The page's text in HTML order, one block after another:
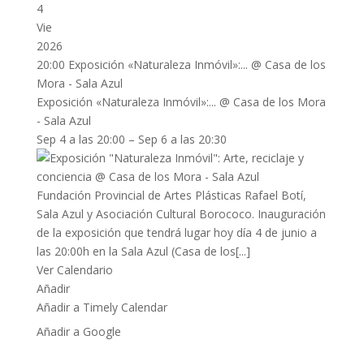
4
Vie
2026
20:00 Exposición «Naturaleza Inmóvil»:... @ Casa de los
Mora - Sala Azul
Exposición «Naturaleza Inmóvil»:... @ Casa de los Mora
- Sala Azul
Sep 4 a las 20:00 – Sep 6 a las 20:30
Fundación Provincial de Artes Plásticas Rafael Botí,
Sala Azul y Asociación Cultural Borococo. Inauguración
de la exposición que tendrá lugar hoy día 4 de junio a
las 20:00h en la Sala Azul (Casa de los[...]
Ver Calendario
Añadir
Añadir a Timely Calendar
Añadir a Google